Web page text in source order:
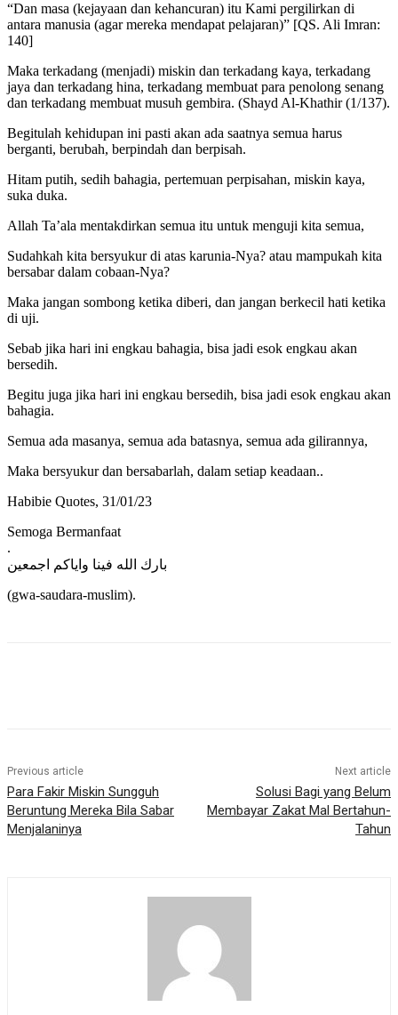
“Dan masa (kejayaan dan kehancuran) itu Kami pergilirkan di
antara manusia (agar mereka mendapat pelajaran)” [QS. Ali Imran:
140]
Maka terkadang (menjadi) miskin dan terkadang kaya, terkadang
jaya dan terkadang hina, terkadang membuat para penolong senang
dan terkadang membuat musuh gembira. (Shayd Al-Khathir (1/137).
Begitulah kehidupan ini pasti akan ada saatnya semua harus
berganti, berubah, berpindah dan berpisah.
Hitam putih, sedih bahagia, pertemuan perpisahan, miskin kaya,
suka duka.
Allah Ta’ala mentakdirkan semua itu untuk menguji kita semua,
Sudahkah kita bersyukur di atas karunia-Nya? atau mampukah kita
bersabar dalam cobaan-Nya?
Maka jangan sombong ketika diberi, dan jangan berkecil hati ketika
di uji.
Sebab jika hari ini engkau bahagia, bisa jadi esok engkau akan
bersedih.
Begitu juga jika hari ini engkau bersedih, bisa jadi esok engkau akan
bahagia.
Semua ada masanya, semua ada batasnya, semua ada gilirannya,
Maka bersyukur dan bersabarlah, dalam setiap keadaan..
Habibie Quotes, 31/01/23
Semoga Bermanfaat
.
بارك الله فينا واياكم اجمعين
(gwa-saudara-muslim).
Previous article
Para Fakir Miskin Sungguh
Beruntung Mereka Bila Sabar
Menjalaninya
Next article
Solusi Bagi yang Belum
Membayar Zakat Mal Bertahun-
Tahun